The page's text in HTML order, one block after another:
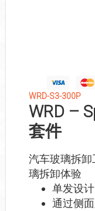
WRD-S3-300P
WRD –
套件
汽车玻璃拆卸
璃拆卸体验
单发设计
通过侧